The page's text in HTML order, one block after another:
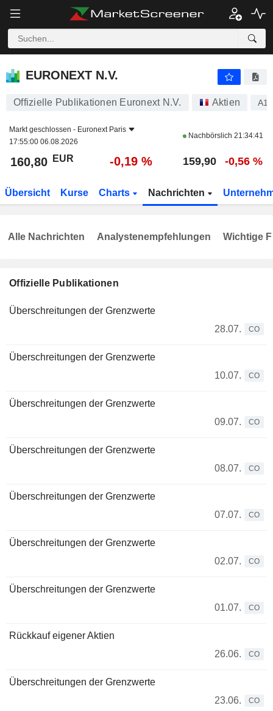
EURONEXT N.V.
EURONEXT N.V.
Offizielle Publikationen Euronext N.V. Aktien
Markt geschlossen - Euronext Paris
17:55:00 06.08.2026
Nachbörslich 21:34:41
160,80 EUR -0,19 % 159,90 -0,56 %
Übersicht Kurse Charts Nachrichten
Offizielle Publikationen
Überschreitungen der Grenzwerte
28.07.
CO
Überschreitungen der Grenzwerte
10.07.
CO
Überschreitungen der Grenzwerte
09.07.
CO
Überschreitungen der Grenzwerte
08.07.
CO
Überschreitungen der Grenzwerte
07.07.
CO
Überschreitungen der Grenzwerte
02.07.
CO
Überschreitungen der Grenzwerte
01.07.
CO
Rückkauf eigener Aktien
26.06.
CO
Überschreitungen der Grenzwerte
23.06.
CO
Alle Nachrichten Analystenempfehlungen Wichtige